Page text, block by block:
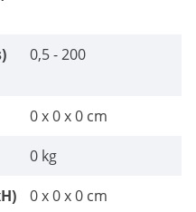
0,5 - 200
0 x 0 x 0 cm
0 kg
0 x 0 x 0 cm